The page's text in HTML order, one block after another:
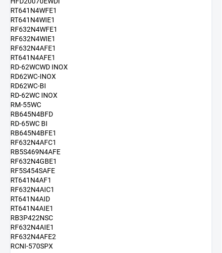
RT641N4WFE1
RT641N4WIE1
RF632N4WFE1
RF632N4WIE1
RF632N4AFE1
RT641N4AFE1
RD-62WCWD INOX
RD62WC-INOX
RD62WC-BI
RD-62WC INOX
RM-55WC
RB645N4BFD
RD-65WC BI
RB645N4BFE1
RF632N4AFC1
RB5S469N4AFE
RF632N4GBE1
RF5S454SAFE
RT641N4AF1
RF632N4AIC1
RT641N4AID
RT641N4AIE1
RB3P422NSC
RF632N4AIE1
RF632N4AFE2
RCNI-570SPX